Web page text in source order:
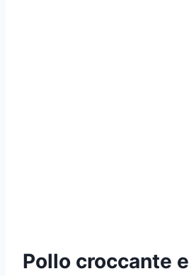
Pollo croccante